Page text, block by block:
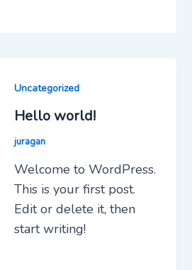
Uncategorized
Hello world!
juragan
Welcome to WordPress.
This is your first post.
Edit or delete it, then
start writing!